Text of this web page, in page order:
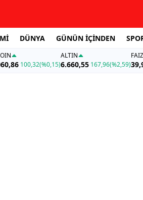
DÜNYA GÜNÜN İÇİNDEN
100,32(%0,15)
ALTIN
6.660,55 167,96(%2,59)
FAİZ